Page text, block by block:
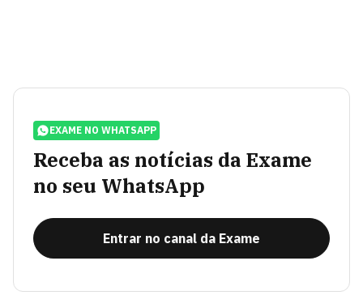
EXAME NO WHATSAPP
Receba as notícias da Exame
no seu WhatsApp
Entrar no canal da Exame